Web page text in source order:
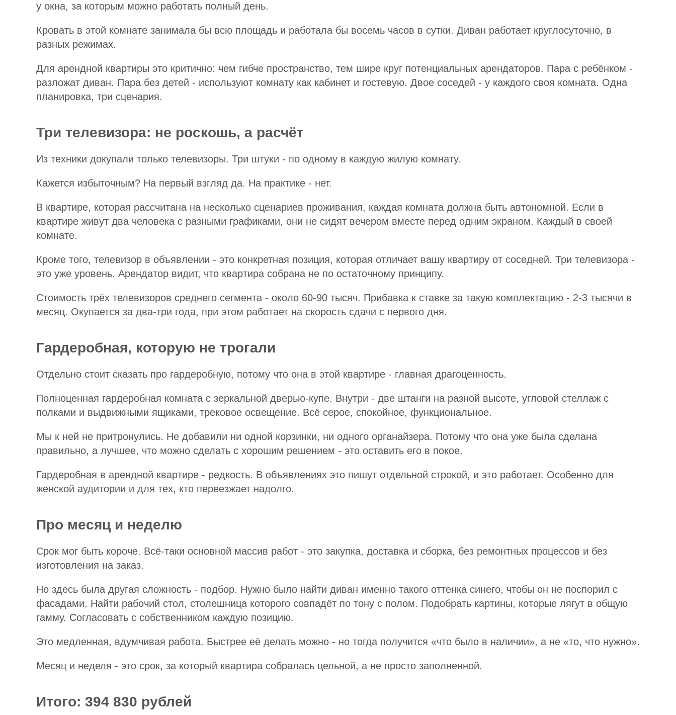
у окна, за которым можно работать полный день.
Кровать в этой комнате занимала бы всю площадь и работала бы восемь часов в сутки. Диван работает круглосуточно, в
разных режимах.
Для арендной квартиры это критично: чем гибче пространство, тем шире круг потенциальных арендаторов. Пара с ребёнком -
разложат диван. Пара без детей - используют комнату как кабинет и гостевую. Двое соседей - у каждого своя комната. Одна
планировка, три сценария.
Три телевизора: не роскошь, а расчёт
Из техники докупали только телевизоры. Три штуки - по одному в каждую жилую комнату.
Кажется избыточным? На первый взгляд да. На практике - нет.
В квартире, которая рассчитана на несколько сценариев проживания, каждая комната должна быть автономной. Если в
квартире живут два человека с разными графиками, они не сидят вечером вместе перед одним экраном. Каждый в своей
комнате.
Кроме того, телевизор в объявлении - это конкретная позиция, которая отличает вашу квартиру от соседней. Три телевизора -
это уже уровень. Арендатор видит, что квартира собрана не по остаточному принципу.
Стоимость трёх телевизоров среднего сегмента - около 60-90 тысяч. Прибавка к ставке за такую комплектацию - 2-3 тысячи в
месяц. Окупается за два-три года, при этом работает на скорость сдачи с первого дня.
Гардеробная, которую не трогали
Отдельно стоит сказать про гардеробную, потому что она в этой квартире - главная драгоценность.
Полноценная гардеробная комната с зеркальной дверью-купе. Внутри - две штанги на разной высоте, угловой стеллаж с
полками и выдвижными ящиками, трековое освещение. Всё серое, спокойное, функциональное.
Мы к ней не притронулись. Не добавили ни одной корзинки, ни одного органайзера. Потому что она уже была сделана
правильно, а лучшее, что можно сделать с хорошим решением - это оставить его в покое.
Гардеробная в арендной квартире - редкость. В объявлениях это пишут отдельной строкой, и это работает. Особенно для
женской аудитории и для тех, кто переезжает надолго.
Про месяц и неделю
Срок мог быть короче. Всё-таки основной массив работ - это закупка, доставка и сборка, без ремонтных процессов и без
изготовления на заказ.
Но здесь была другая сложность - подбор. Нужно было найти диван именно такого оттенка синего, чтобы он не поспорил с
фасадами. Найти рабочий стол, столешница которого совпадёт по тону с полом. Подобрать картины, которые лягут в общую
гамму. Согласовать с собственником каждую позицию.
Это медленная, вдумчивая работа. Быстрее её делать можно - но тогда получится «что было в наличии», а не «то, что нужно».
Месяц и неделя - это срок, за который квартира собралась цельной, а не просто заполненной.
Итого: 394 830 рублей